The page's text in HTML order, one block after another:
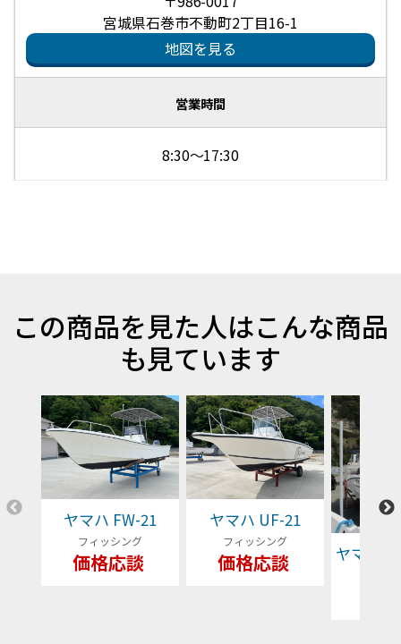
宮城県石巻市不動町2丁目16-1
地図を見る
営業時間
8:30～17:30
この商品を見た人はこんな商品
も見ています
ヤマハ FW-21
フィッシング
価格応談
ヤマハ UF-21
フィッシング
価格応談 ヤマハ